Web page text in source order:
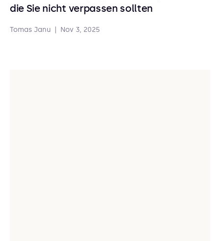
die Sie nicht verpassen sollten
Tomas Janu Nov 3, 2025